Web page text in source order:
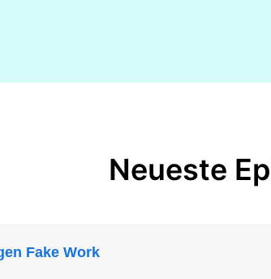
Neueste
Fake Work